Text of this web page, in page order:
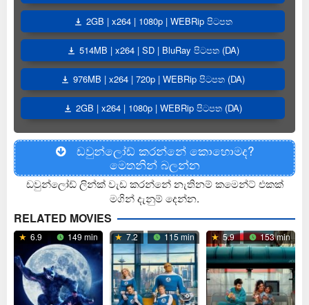
2GB | x264 | 1080p | WEBRip පිටපත
514MB | x264 | SD | BluRay පිටපත (DA)
976MB | x264 | 720p | WEBRip පිටපත (DA)
2GB | x264 | 1080p | WEBRip පිටපත (DA)
ඩවුන්ලෝඩ් කරන්නේ කොහොමද?
මෙතනින් බලන්න
ඩවුන්ලෝඩ් ලින්ක් වැඩ කරන්නේ නැතිනම් කමෙන්ට් එකක්
මගින් දැනුම් දෙන්න.
RELATED MOVIES
6.9 149 min 7.2 115 min 5.9 153 min